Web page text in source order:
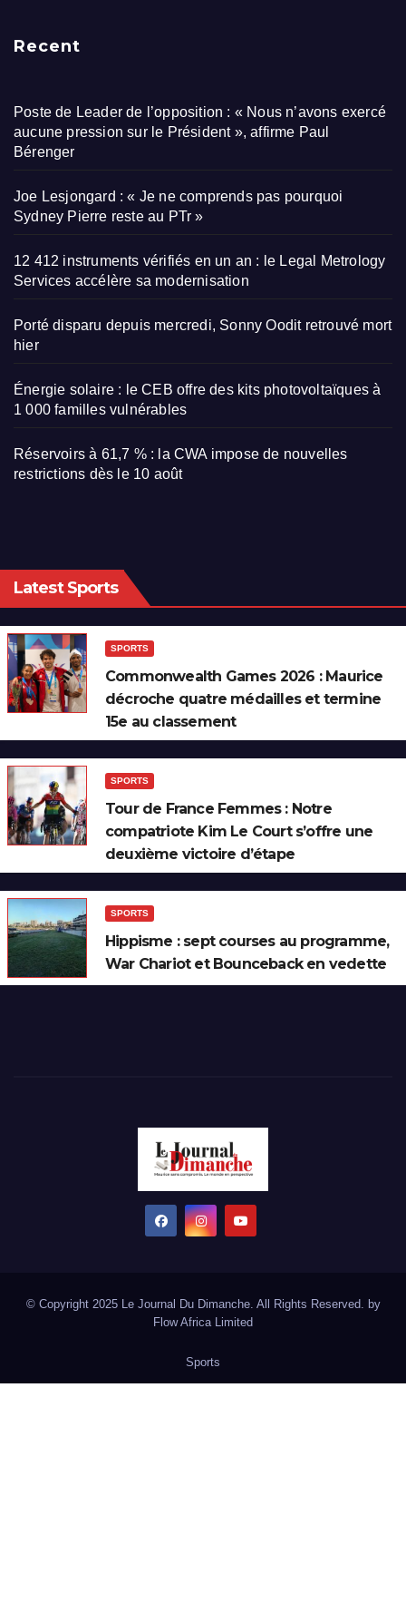
Recent
Poste de Leader de l’opposition : « Nous n’avons exercé
aucune pression sur le Président », affirme Paul
Bérenger
Joe Lesjongard : « Je ne comprends pas pourquoi
Sydney Pierre reste au PTr »
12 412 instruments vérifiés en un an : le Legal Metrology
Services accélère sa modernisation
Porté disparu depuis mercredi, Sonny Oodit retrouvé mort
hier
Énergie solaire : le CEB offre des kits photovoltaïques à
1 000 familles vulnérables
Réservoirs à 61,7 % : la CWA impose de nouvelles
restrictions dès le 10 août
Latest Sports
SPORTS
Commonwealth Games 2026 : Maurice
décroche quatre médailles et termine
15e au classement
SPORTS
Tour de France Femmes : Notre
compatriote Kim Le Court s’offre une
deuxième victoire d’étape
SPORTS
Hippisme : sept courses au programme,
War Chariot et Bounceback en vedette
© Copyright 2025 Le Journal Du Dimanche. All Rights Reserved. by
Flow Africa Limited
Sports